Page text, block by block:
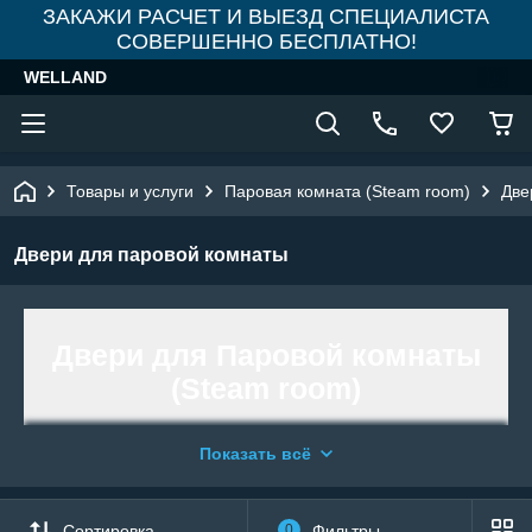
ЗАКАЖИ РАСЧЕТ И ВЫЕЗД СПЕЦИАЛИСТА
СОВЕРШЕННО БЕСПЛАТНО!
WELLAND
Товары и услуги Паровая комната (Steam room)
Двери для паровой комнаты
функциональный элемент
обустройства помещений,
Показать всё